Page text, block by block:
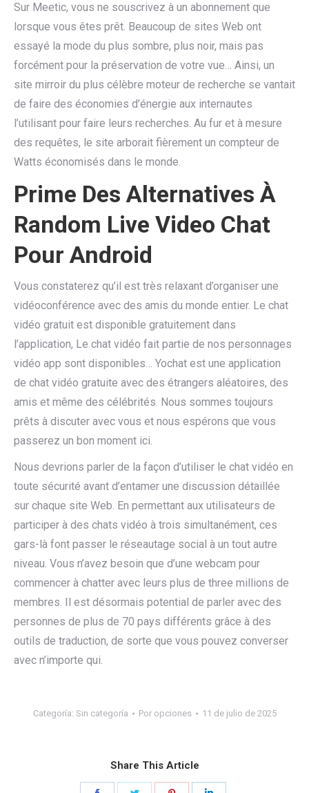
Sur Meetic, vous ne souscrivez à un abonnement que
lorsque vous êtes prêt. Beaucoup de sites Web ont
essayé la mode du plus sombre, plus noir, mais pas
forcément pour la préservation de votre vue… Ainsi, un
site mirroir du plus célèbre moteur de recherche se vantait
de faire des économies d’énergie aux internautes
l’utilisant pour faire leurs recherches. Au fur et à mesure
des requêtes, le site arborait fièrement un compteur de
Watts économisés dans le monde.
Prime Des Alternatives À
Random Live Video Chat
Pour Android
Vous constaterez qu’il est très relaxant d’organiser une
vidéoconférence avec des amis du monde entier. Le chat
vidéo gratuit est disponible gratuitement dans
l’application, Le chat vidéo fait partie de nos personnages
vidéo app sont disponibles… Yochat est une application
de chat vidéo gratuite avec des étrangers aléatoires, des
amis et même des célébrités. Nous sommes toujours
prêts à discuter avec vous et nous espérons que vous
passerez un bon moment ici.
Nous devrions parler de la façon d’utiliser le chat vidéo en
toute sécurité avant d’entamer une discussion détaillée
sur chaque site Web. En permettant aux utilisateurs de
participer à des chats vidéo à trois simultanément, ces
gars-là font passer le réseautage social à un tout autre
niveau. Vous n’avez besoin que d’une webcam pour
commencer à chatter avec leurs plus de three millions de
membres. Il est désormais potential de parler avec des
personnes de plus de 70 pays différents grâce à des
outils de traduction, de sorte que vous pouvez converser
avec n’importe qui.
Categoría: Sin categoría Por opciones 11 de julio de 2025
Share This Article